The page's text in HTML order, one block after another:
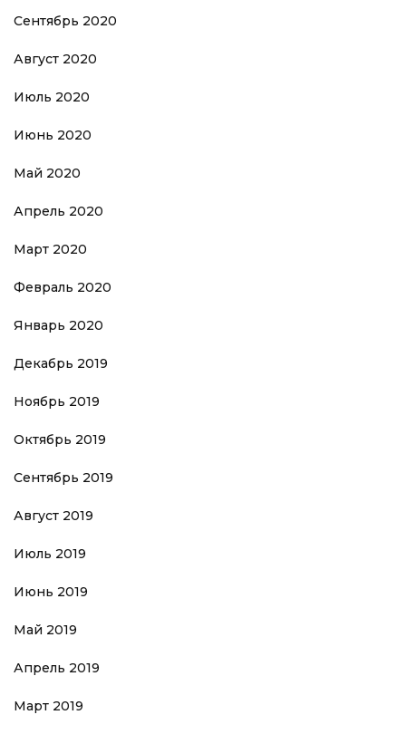
Сентябрь 2020
Август 2020
Июль 2020
Июнь 2020
Май 2020
Апрель 2020
Март 2020
Февраль 2020
Январь 2020
Декабрь 2019
Ноябрь 2019
Октябрь 2019
Сентябрь 2019
Август 2019
Июль 2019
Июнь 2019
Май 2019
Апрель 2019
Март 2019